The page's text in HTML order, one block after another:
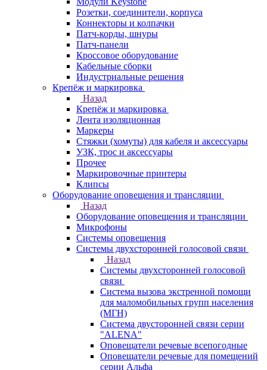
Розетки, соединители, корпуса
Коннекторы и колпачки
Патч-корды, шнуры
Патч-панели
Кроссовое оборудование
Кабельные сборки
Индустриальные решения
Крепёж и маркировка
Назад
Крепёж и маркировка
Лента изоляционная
Маркеры
Стяжки (хомуты) для кабеля и аксессуары
УЗК, трос и аксессуары
Прочее
Маркировочные принтеры
Клипсы
Оборудование оповещения и трансляции
Назад
Оборудование оповещения и трансляции
Микрофоны
Системы оповещения
Системы двухсторонней голосовой связи
Назад
Системы двухсторонней голосовой
связи
Система вызова экстренной помощи
для маломобильных групп населения
(МГН)
Система двусторонней связи серии
"ALENA"
Оповещатели речевые всепогодные
Оповещатели речевые для помещений
серии Альфа